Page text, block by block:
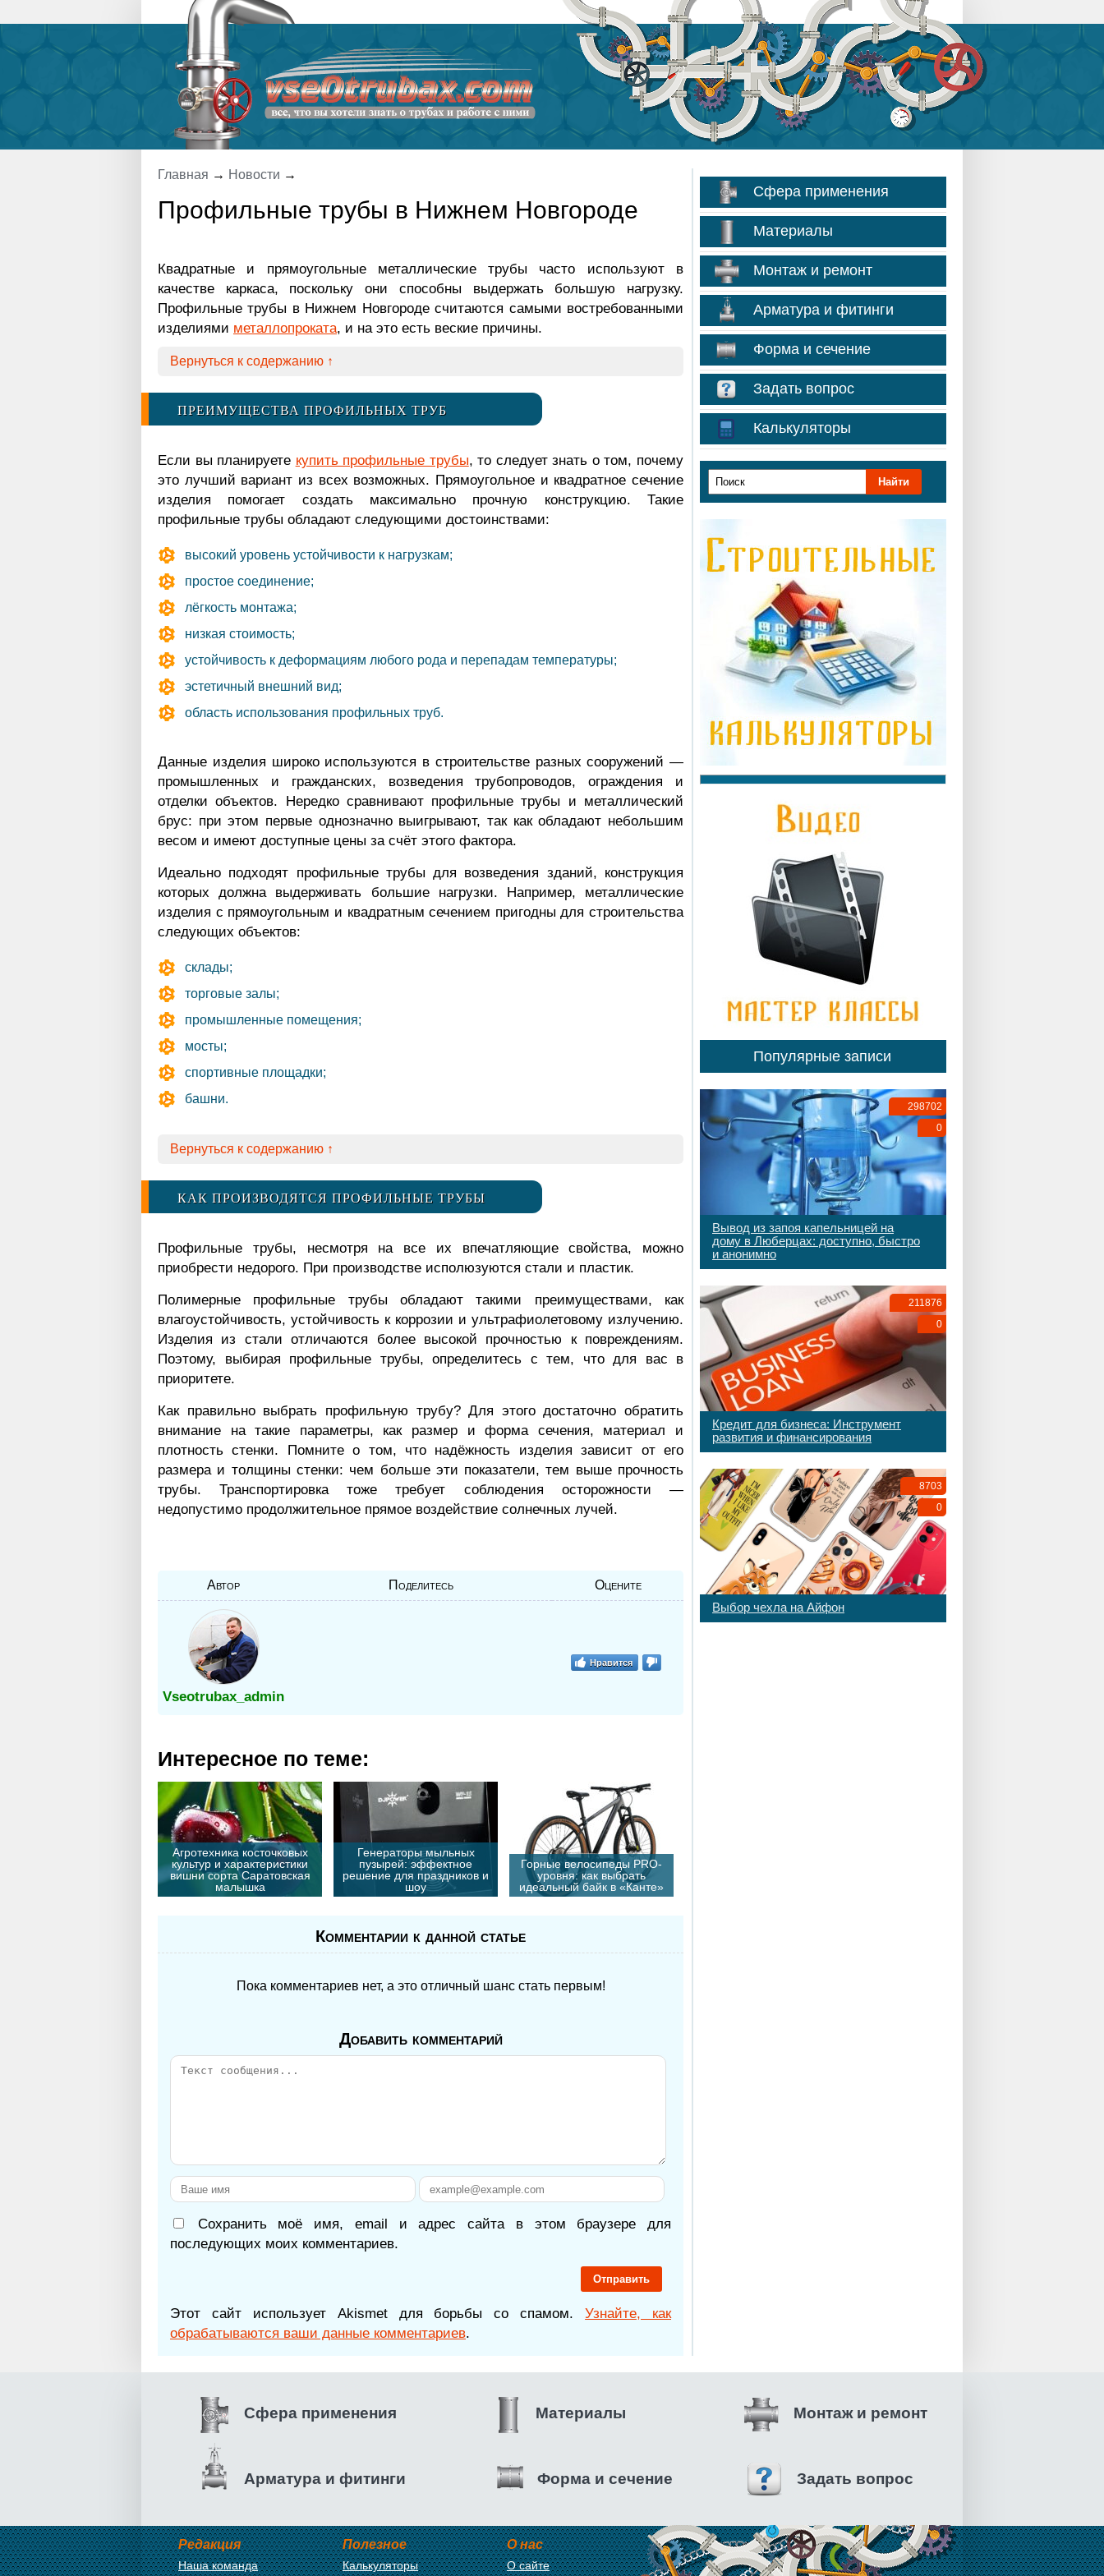
Главная → Новости →
Профильные трубы в Нижнем Новгороде
Квадратные и прямоугольные металлические трубы часто используют в
качестве каркаса, поскольку они способны выдержать большую нагрузку.
Профильные трубы в Нижнем Новгороде считаются самыми востребованными
изделиями металлопроката, и на это есть веские причины.
Вернуться к содержанию ↑
ПРЕИМУЩЕСТВА ПРОФИЛЬНЫХ ТРУБ
Если вы планируете купить профильные трубы, то следует знать о том, почему
это лучший вариант из всех возможных. Прямоугольное и квадратное сечение
изделия помогает создать максимально прочную конструкцию. Такие
профильные трубы обладают следующими достоинствами:
высокий уровень устойчивости к нагрузкам;
простое соединение;
лёгкость монтажа;
низкая стоимость;
устойчивость к деформациям любого рода и перепадам температуры;
эстетичный внешний вид;
область использования профильных труб.
Данные изделия широко используются в строительстве разных сооружений —
промышленных и гражданских, возведения трубопроводов, ограждения и
отделки объектов. Нередко сравнивают профильные трубы и металлический
брус: при этом первые однозначно выигрывают, так как обладают небольшим
весом и имеют доступные цены за счёт этого фактора.
Идеально подходят профильные трубы для возведения зданий, конструкция
которых должна выдерживать большие нагрузки. Например, металлические
изделия с прямоугольным и квадратным сечением пригодны для строительства
следующих объектов:
склады;
торговые залы;
промышленные помещения;
мосты;
спортивные площадки;
башни.
Вернуться к содержанию ↑
КАК ПРОИЗВОДЯТСЯ ПРОФИЛЬНЫЕ ТРУБЫ
Профильные трубы, несмотря на все их впечатляющие свойства, можно
приобрести недорого. При производстве исполюзуются стали и пластик.
Полимерные профильные трубы обладают такими преимуществами, как
влагоустойчивость, устойчивость к коррозии и ультрафиолетовому излучению.
Изделия из стали отличаются более высокой прочностью к повреждениям.
Поэтому, выбирая профильные трубы, определитесь с тем, что для вас в
приоритете.
Как правильно выбрать профильную трубу? Для этого достаточно обратить
внимание на такие параметры, как размер и форма сечения, материал и
плотность стенки. Помните о том, что надёжность изделия зависит от его
размера и толщины стенки: чем больше эти показатели, тем выше прочность
трубы. Транспортировка тоже требует соблюдения осторожности —
недопустимо продолжительное прямое воздействие солнечных лучей.
Автор Поделитесь Оцените
Vseotrubax_admin
Нравится
Интересное по теме:
Агротехника косточковых
культур и характеристики
вишни сорта Саратовская
малышка
Генераторы мыльных
пузырей: эффектное
решение для праздников и
шоу
Горные велосипеды PRO-
уровня: как выбрать
идеальный байк в «Канте»
Комментарии к данной статье
Пока комментариев нет, а это отличный шанс стать первым!
Добавить комментарий
Сохранить моё имя, email и адрес сайта в этом браузере для
последующих моих комментариев.
Этот сайт использует Akismet для борьбы со спамом.Узнайте, как
обрабатываются ваши данные комментариев.
Сфера применения
Материалы
Монтаж и ремонт
Арматура и фитинги
Форма и сечение
Задать вопрос
Калькуляторы
Популярные записи
298702
0
Вывод из запоя капельницей на
дому в Люберцах: доступно, быстро
и анонимно
211876
0
Кредит для бизнеса: Инструмент
развития и финансирования
8703
0
Выбор чехла на Айфон
Сфера применения Материалы Монтаж и ремонт
Арматура и фитинги Форма и сечение Задать вопрос
Редакция
Наша команда
Полезное
Калькуляторы
О нас
О сайте